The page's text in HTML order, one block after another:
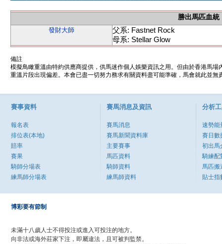
勝出馬匹血統
發財大師
父系: Fastnet Rock
母系: Stellar Glow
備註
模擬鳥瞰重溫由特約供應商提供，供馬迷作個人娛樂資訊之用。但由於香港馬
重溫片段出現偏差。本會已盡一切努力務求有關資料盡可能準確，馬會就此並
賽事資料
報名表
排位表(本地)
賠率
賽果
騎師分場表
練馬師分場表
賽馬消息及資訊
賽馬消息
賽馬新聞資料庫
主要賽事
馬匹資料
騎師資料
練馬師資料
分析
速勢能
賽日數
初出馬
騎練配
馬匹搬
貼士指
博彩要有節制
未滿十八歲人士不得投注或進入可投注的地方。
向非法或海外莊家下注，即屬違法，且可被判監禁。